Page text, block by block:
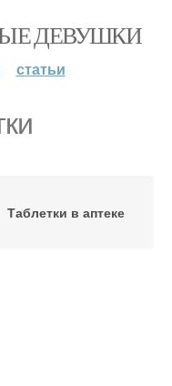
ДЕВУШКИ
статьи
Таблетки в аптеке